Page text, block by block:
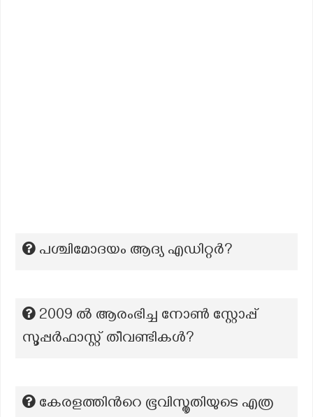
പശ്ചിമോദയം ആദ്യ എഡിറ്റര്‍?
2009 ൽ ആരംഭിച്ച നോൺ സ്റ്റോപ്പ്
സൂപ്പർഫാസ്റ്റ് തീവണ്ടികൾ?
കേരളത്തിന്‍റെ ഭൂവിസ്തൃതിയുടെ എത്ര